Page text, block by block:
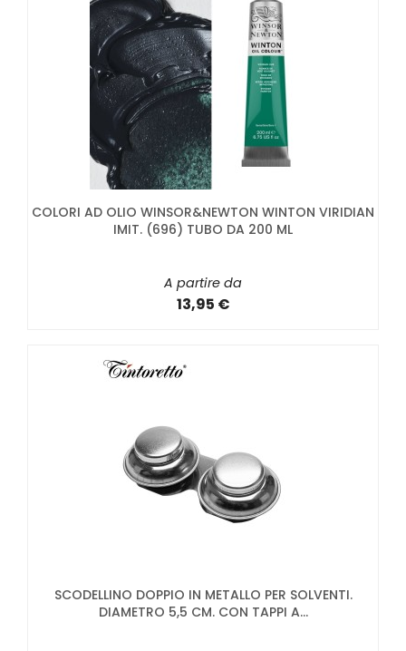
COLORI AD OLIO WINSOR&NEWTON WINTON VIRIDIAN
IMIT. (696) TUBO DA 200 ML
A partire da
13,95 €
SCODELLINO DOPPIO IN METALLO PER SOLVENTI.
DIAMETRO 5,5 CM. CON TAPPI A...